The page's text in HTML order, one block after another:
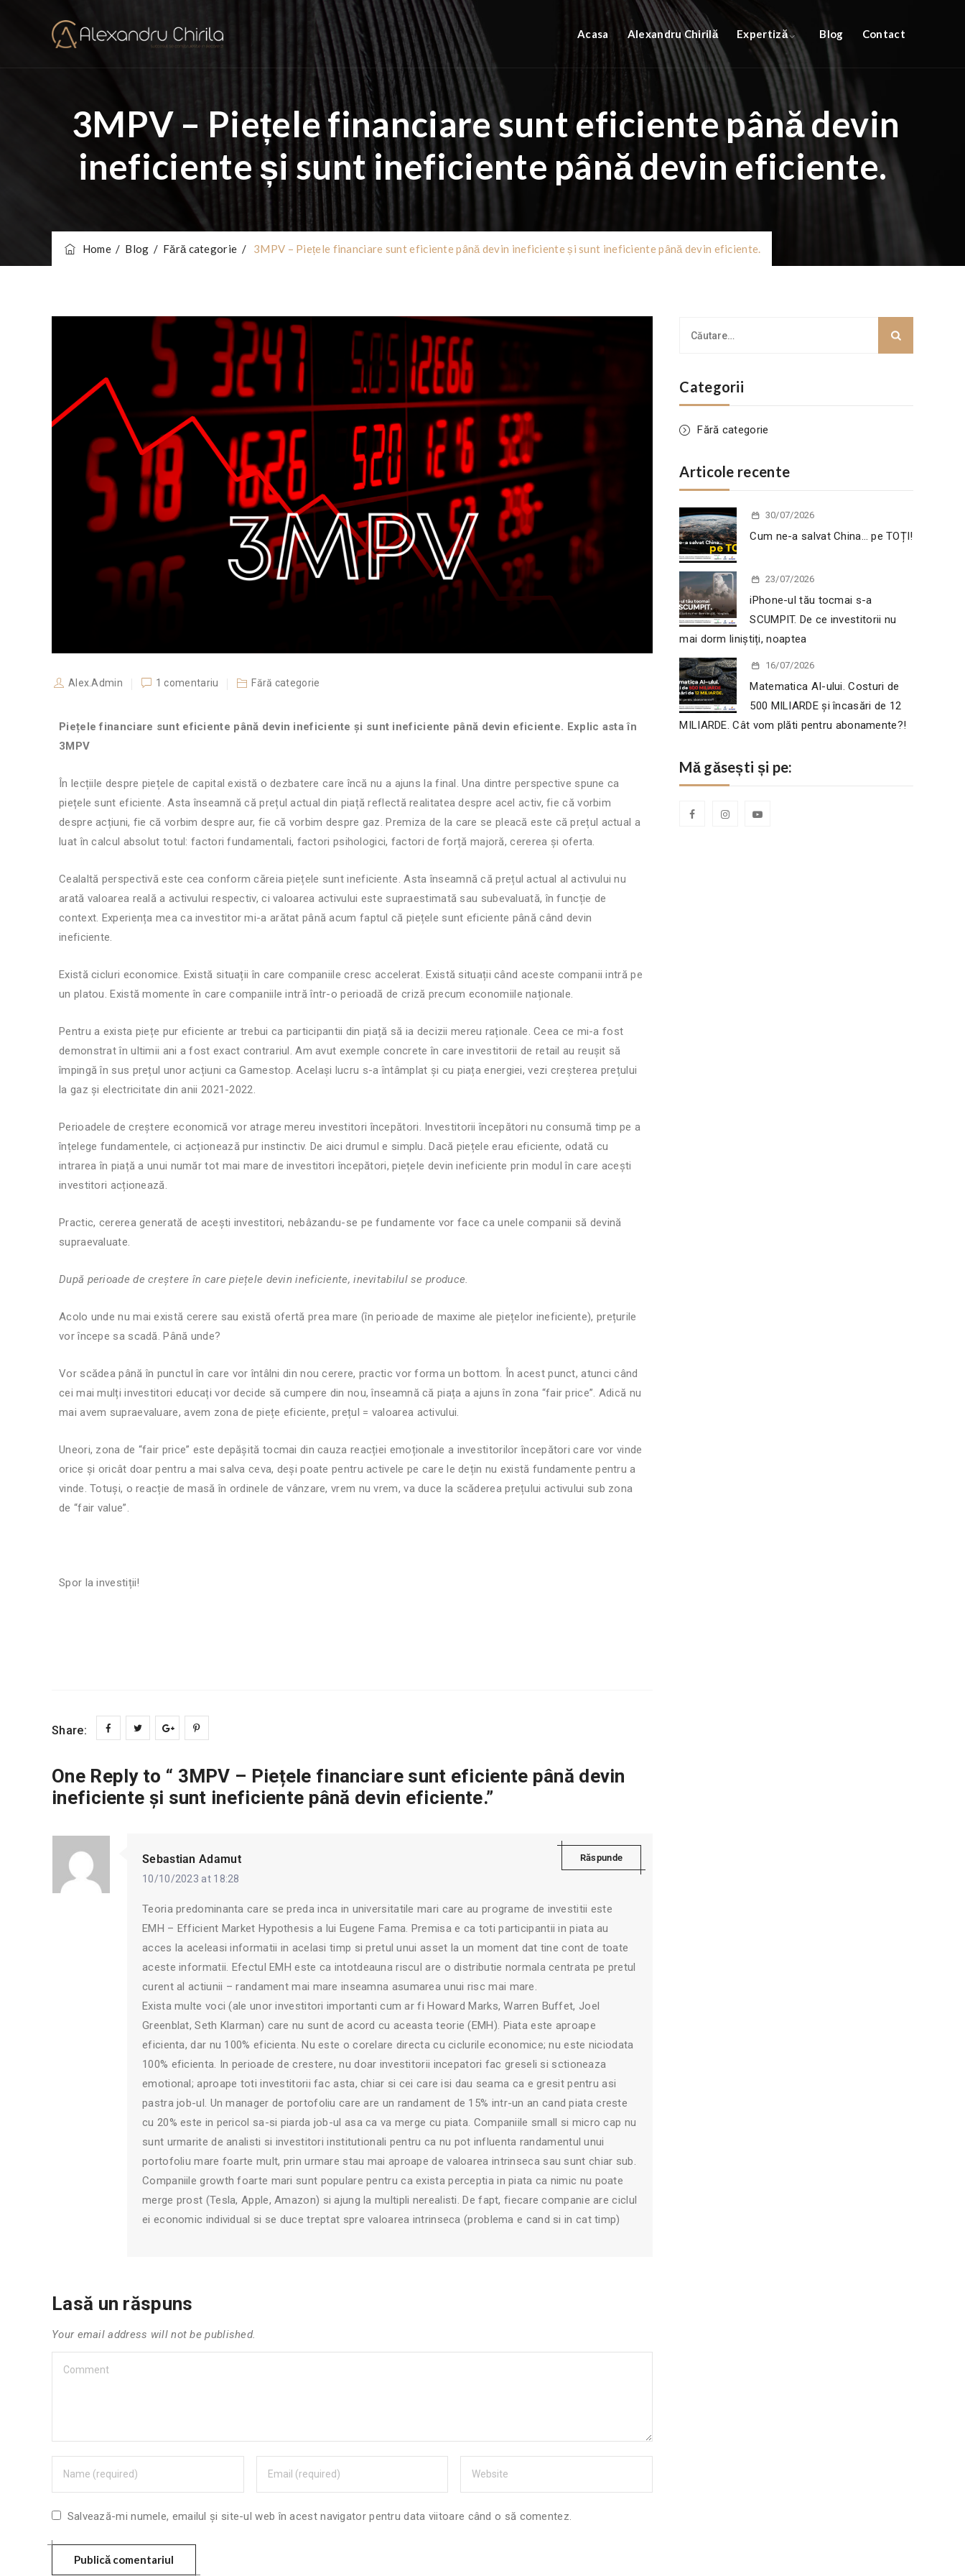
Acasa Alexandru Chirilă Expertiză Blog Contact
3MPV – Piețele financiare sunt eficiente până devin
ineficiente și sunt ineficiente până devin eficiente.
Home/ Blog / Fără categorie / 3MPV – Piețele financiare sunt eficiente până devin ineficiente și sunt ineficiente până devin eficiente.
Alex.Admin 1 comentariu Fără categorie
Piețele financiare sunt eficiente până devin ineficiente și sunt ineficiente până devin eficiente. Explic asta în
3MPV
În lecțiile despre piețele de capital există o dezbatere care încă nu a ajuns la final. Una dintre perspective spune ca
piețele sunt eficiente. Asta înseamnă că prețul actual din piață reflectă realitatea despre acel activ, fie că vorbim
despre acțiuni, fie că vorbim despre aur, fie că vorbim despre gaz. Premiza de la care se pleacă este că prețul actual a
luat în calcul absolut totul: factori fundamentali, factori psihologici, factori de forță majoră, cererea și oferta.
Cealaltă perspectivă este cea conform căreia piețele sunt ineficiente. Asta înseamnă că prețul actual al activului nu
arată valoarea reală a activului respectiv, ci valoarea activului este supraestimată sau subevaluată, în funcție de
context. Experiența mea ca investitor mi-a arătat până acum faptul că piețele sunt eficiente până când devin
ineficiente.
Există cicluri economice. Există situații în care companiile cresc accelerat. Există situații când aceste companii intră pe
un platou. Există momente în care companiile intră într-o perioadă de criză precum economiile naționale.
Pentru a exista piețe pur eficiente ar trebui ca participantii din piață să ia decizii mereu raționale. Ceea ce mi-a fost
demonstrat în ultimii ani a fost exact contrariul. Am avut exemple concrete în care investitorii de retail au reușit să
împingă în sus prețul unor acțiuni ca Gamestop. Același lucru s-a întâmplat și cu piața energiei, vezi creșterea prețului
la gaz și electricitate din anii 2021-2022.
Perioadele de creștere economică vor atrage mereu investitori începători. Investitorii începători nu consumă timp pe a
înțelege fundamentele, ci acționează pur instinctiv. De aici drumul e simplu. Dacă piețele erau eficiente, odată cu
intrarea în piață a unui număr tot mai mare de investitori începători, piețele devin ineficiente prin modul în care acești
investitori acționează.
Practic, cererea generată de acești investitori, nebâzandu-se pe fundamente vor face ca unele companii să devină
supraevaluate.
După perioade de creștere în care piețele devin ineficiente, inevitabilul se produce.
Acolo unde nu mai există cerere sau există ofertă prea mare (în perioade de maxime ale piețelor ineficiente), prețurile
vor începe sa scadă. Până unde?
Vor scădea până în punctul în care vor întâlni din nou cerere, practic vor forma un bottom. În acest punct, atunci când
cei mai mulți investitori educați vor decide să cumpere din nou, înseamnă că piața a ajuns în zona “fair price”. Adică nu
mai avem supraevaluare, avem zona de piețe eficiente, prețul = valoarea activului.
Uneori, zona de “fair price” este depășită tocmai din cauza reacției emoționale a investitorilor începători care vor vinde
orice și oricât doar pentru a mai salva ceva, deși poate pentru activele pe care le dețin nu există fundamente pentru a
vinde. Totuși, o reacție de masă în ordinele de vânzare, vrem nu vrem, va duce la scăderea prețului activului sub zona
de “fair value”.
Spor la investiții!
Share:
One Reply to “ 3MPV – Piețele financiare sunt eficiente până devin
ineficiente și sunt ineficiente până devin eficiente.”
Sebastian Adamut
10/10/2023 at 18:28
Teoria predominanta care se preda inca in universitatile mari care au programe de investitii este
EMH – Efficient Market Hypothesis a lui Eugene Fama. Premisa e ca toti participantii in piata au
acces la aceleasi informatii in acelasi timp si pretul unui asset la un moment dat tine cont de toate
aceste informatii. Efectul EMH este ca intotdeauna riscul are o distributie normala centrata pe pretul
curent al actiunii – randament mai mare inseamna asumarea unui risc mai mare.
Exista multe voci (ale unor investitori importanti cum ar fi Howard Marks, Warren Buffet, Joel
Greenblat, Seth Klarman) care nu sunt de acord cu aceasta teorie (EMH). Piata este aproape
eficienta, dar nu 100% eficienta. Nu este o corelare directa cu ciclurile economice; nu este niciodata
100% eficienta. In perioade de crestere, nu doar investitorii incepatori fac greseli si sctioneaza
emotional; aproape toti investitorii fac asta, chiar si cei care isi dau seama ca e gresit pentru asi
pastra job-ul. Un manager de portofoliu care are un randament de 15% intr-un an cand piata creste
cu 20% este in pericol sa-si piarda job-ul asa ca va merge cu piata. Companiile small si micro cap nu
sunt urmarite de analisti si investitori institutionali pentru ca nu pot influenta randamentul unui
portofoliu mare foarte mult, prin urmare stau mai aproape de valoarea intrinseca sau sunt chiar sub.
Companiile growth foarte mari sunt populare pentru ca exista perceptia in piata ca nimic nu poate
merge prost (Tesla, Apple, Amazon) si ajung la multipli nerealisti. De fapt, fiecare companie are ciclul
ei economic individual si se duce treptat spre valoarea intrinseca (problema e cand si in cat timp)
Răspunde
Lasă un răspuns
Your email address will not be published.
Salvează-mi numele, emailul și site-ul web în acest navigator pentru data viitoare când o să comentez.
Categorii
Fără categorie
Articole recente
30/07/2026
Cum ne-a salvat China… pe TOȚI!
23/07/2026
iPhone-ul tău tocmai s-a
SCUMPIT. De ce investitorii nu
mai dorm liniștiți, noaptea
16/07/2026
Matematica AI-ului. Costuri de
500 MILIARDE și încasări de 12
MILIARDE. Cât vom plăti pentru abonamente?!
Mă găsești și pe: